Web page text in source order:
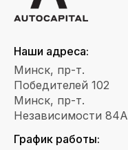
Наши адреса:
Минск, пр-т.
Победителей 102
Минск, пр-т.
Независимости 84А
График работы: